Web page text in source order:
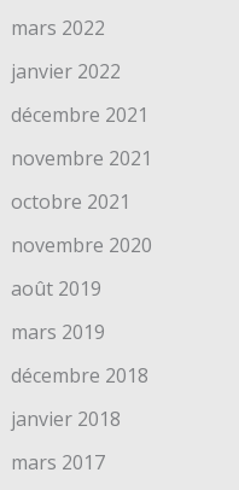
mars 2022
janvier 2022
décembre 2021
novembre 2021
octobre 2021
novembre 2020
août 2019
mars 2019
décembre 2018
janvier 2018
mars 2017